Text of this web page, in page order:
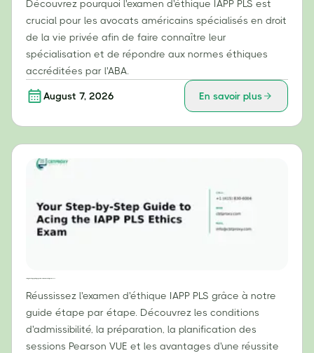
Découvrez pourquoi l'examen d'éthique IAPP PLS est
crucial pour les avocats américains spécialisés en droit
de la vie privée afin de faire connaître leur
spécialisation et de répondre aux normes éthiques
accréditées par l'ABA.
August 7, 2026 En savoir plus
Réussissez l'examen d'éthique IAPP PLS grâce à notre
guide étape par étape. Découvrez les conditions
d'admissibilité, la préparation, la planification des
sessions Pearson VUE et les avantages d'une réussite